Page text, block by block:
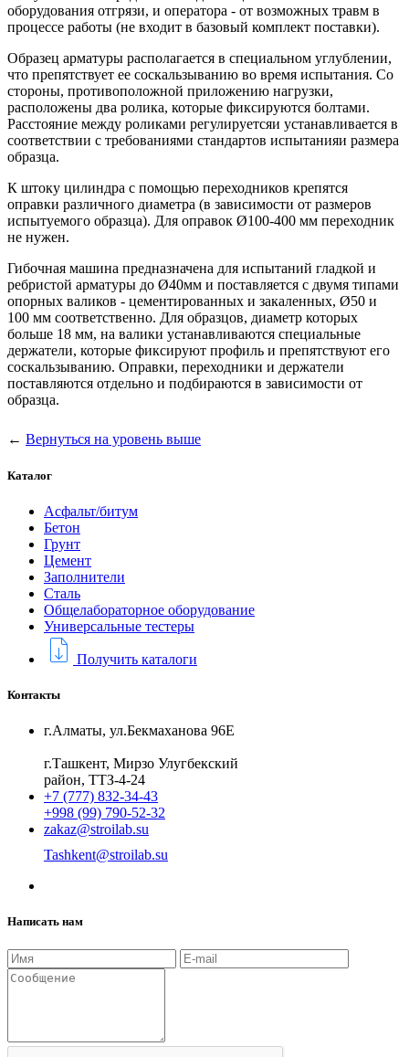
оборудования отгрязи, и оператора - от возможных травм в
процессе работы (не входит в базовый комплект поставки).
Образец арматуры располагается в специальном углублении,
что препятствует ее соскальзыванию во время испытания. Со
стороны, противоположной приложению нагрузки,
расположены два ролика, которые фиксируются болтами.
Расстояние между роликами регулируетсяи устанавливается в
соответствии с требованиями стандартов испытанияи размера
образца.
К штоку цилиндра с помощью переходников крепятся
оправки различного диаметра (в зависимости от размеров
испытуемого образца). Для оправок Ø100-400 мм переходник
не нужен.
Гибочная машина предназначена для испытаний гладкой и
ребристой арматуры до Ø40мм и поставляется с двумя типами
опорных валиков - цементированных и закаленных, Ø50 и
100 мм соответственно. Для образцов, диаметр которых
больше 18 мм, на валики устанавливаются специальные
держатели, которые фиксируют профиль и препятствуют его
соскальзыванию. Оправки, переходники и держатели
поставляются отдельно и подбираются в зависимости от
образца.
← Вернуться на уровень выше
Каталог
Асфальт/битум
Бетон
Грунт
Цемент
Заполнители
Сталь
Общелабораторное оборудование
Универсальные тестеры
Получить каталоги
Контакты
г.Алматы, ул.Бекмаханова 96Е
г.Ташкент, Мирзо Улугбекский
район, ТТЗ-4-24
+7 (777) 832-34-43
+998 (99) 790-52-32
zakaz@stroilab.su
Tashkent@stroilab.su
Написать нам